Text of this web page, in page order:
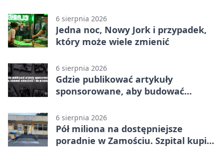
6 sierpnia 2026
Jedna noc, Nowy Jork i przypadek,
który może wiele zmienić
6 sierpnia 2026
Gdzie publikować artykuły
sponsorowane, aby budować
6 sierpnia 2026
Pół miliona na dostępniejsze
poradnie w Zamościu. Szpital kupi